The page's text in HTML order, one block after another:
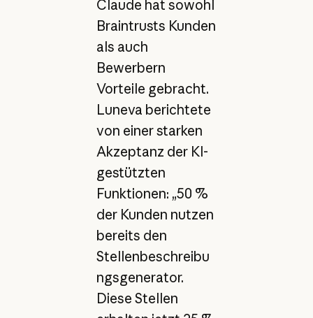
Claude hat sowohl
Braintrusts Kunden
als auch
Bewerbern
Vorteile gebracht.
Luneva berichtete
von einer starken
Akzeptanz der KI-
gestützten
Funktionen: „50 %
der Kunden nutzen
bereits den
Stellenbeschreibu
ngsgenerator.
Diese Stellen